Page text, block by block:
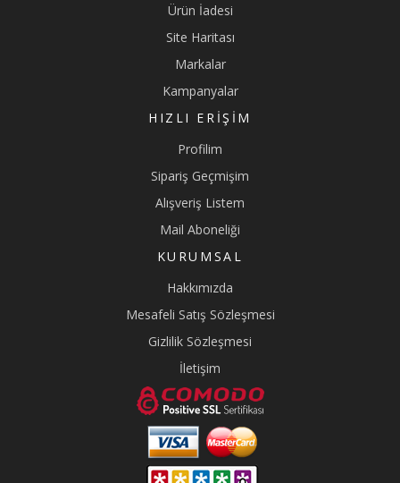
Ürün İadesi
Site Haritası
Markalar
Kampanyalar
HIZLI ERIŞIM
Profilim
Sipariş Geçmişim
Alışveriş Listem
Mail Aboneliği
KURUMSAL
Hakkımızda
Mesafeli Satış Sözleşmesi
Gizlilik Sözleşmesi
İletişim